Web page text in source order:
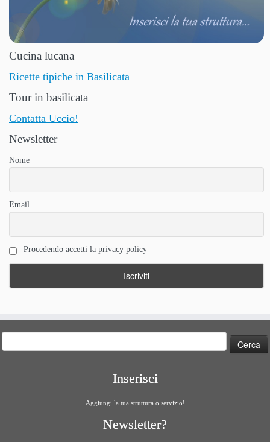
Cucina lucana
Ricette tipiche in Basilicata
Tour in basilicata
Contatta Uccio!
Newsletter
Nome
Email
Procedendo accetti la privacy policy
per:
Inserisci
Aggiungi la tua struttura o servizio!
Newsletter?